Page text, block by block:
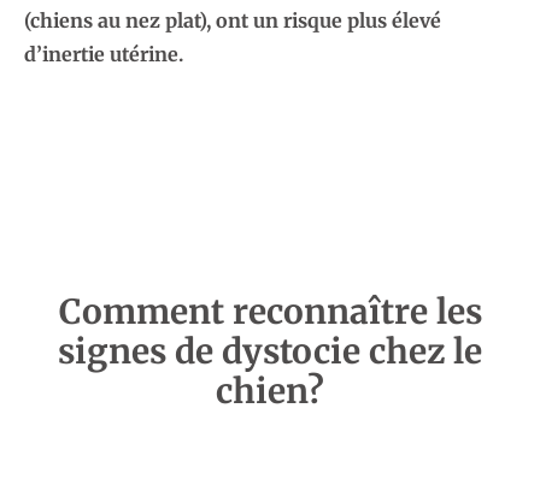
(chiens au nez plat), ont un risque plus élevé
d’inertie utérine.
Comment reconnaître les
signes de dystocie chez le
chien?